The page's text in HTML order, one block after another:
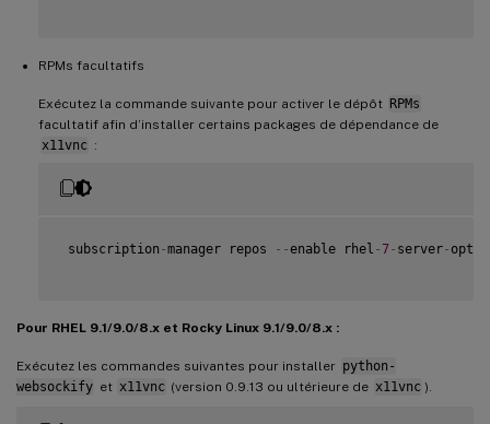
RPMs facultatifs
Exécutez la commande suivante pour activer le dépôt RPMs
facultatif afin d’installer certains packages de dépendance de
x11vnc :
subscription -manager repos --enable rhel - 7- server-
Pour RHEL 9.1/9.0/8.x et Rocky Linux 9.1/9.0/8.x :
Exécutez les commandes suivantes pour installer python-
websockify et x11vnc (version 0.9.13 ou ultérieure de x11vnc ).